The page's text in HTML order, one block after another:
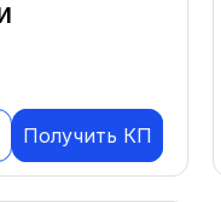
Получить КП